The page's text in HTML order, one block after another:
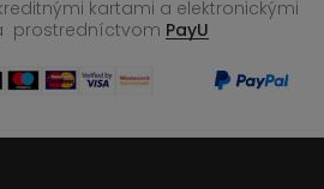
kartami a elektronickými
prostredníctvom PayU